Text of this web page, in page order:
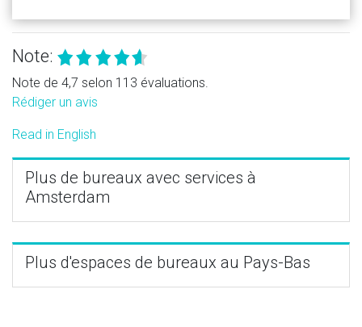
Note:
Note de 4,7 selon 113 évaluations.
Rédiger un avis
Read in English
Plus de bureaux avec services à
Amsterdam
Plus d'espaces de bureaux au Pays-Bas